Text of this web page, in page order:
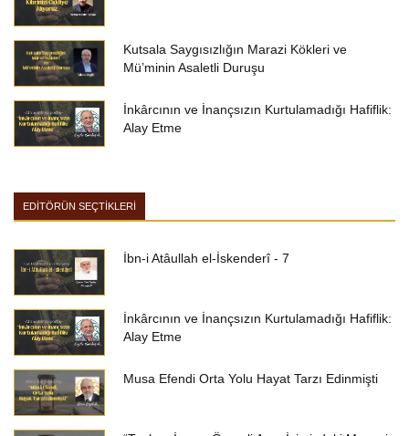
Kutsala Saygısızlığın Marazi Kökleri ve
Mü’minin Asaletli Duruşu
İnkârcının ve İnançsızın Kurtulamadığı Hafiflik:
Alay Etme
EDİTÖRÜN SEÇTİKLERİ
İbn-i Atâullah el-İskenderî - 7
İnkârcının ve İnançsızın Kurtulamadığı Hafiflik:
Alay Etme
Musa Efendi Orta Yolu Hayat Tarzı Edinmişti